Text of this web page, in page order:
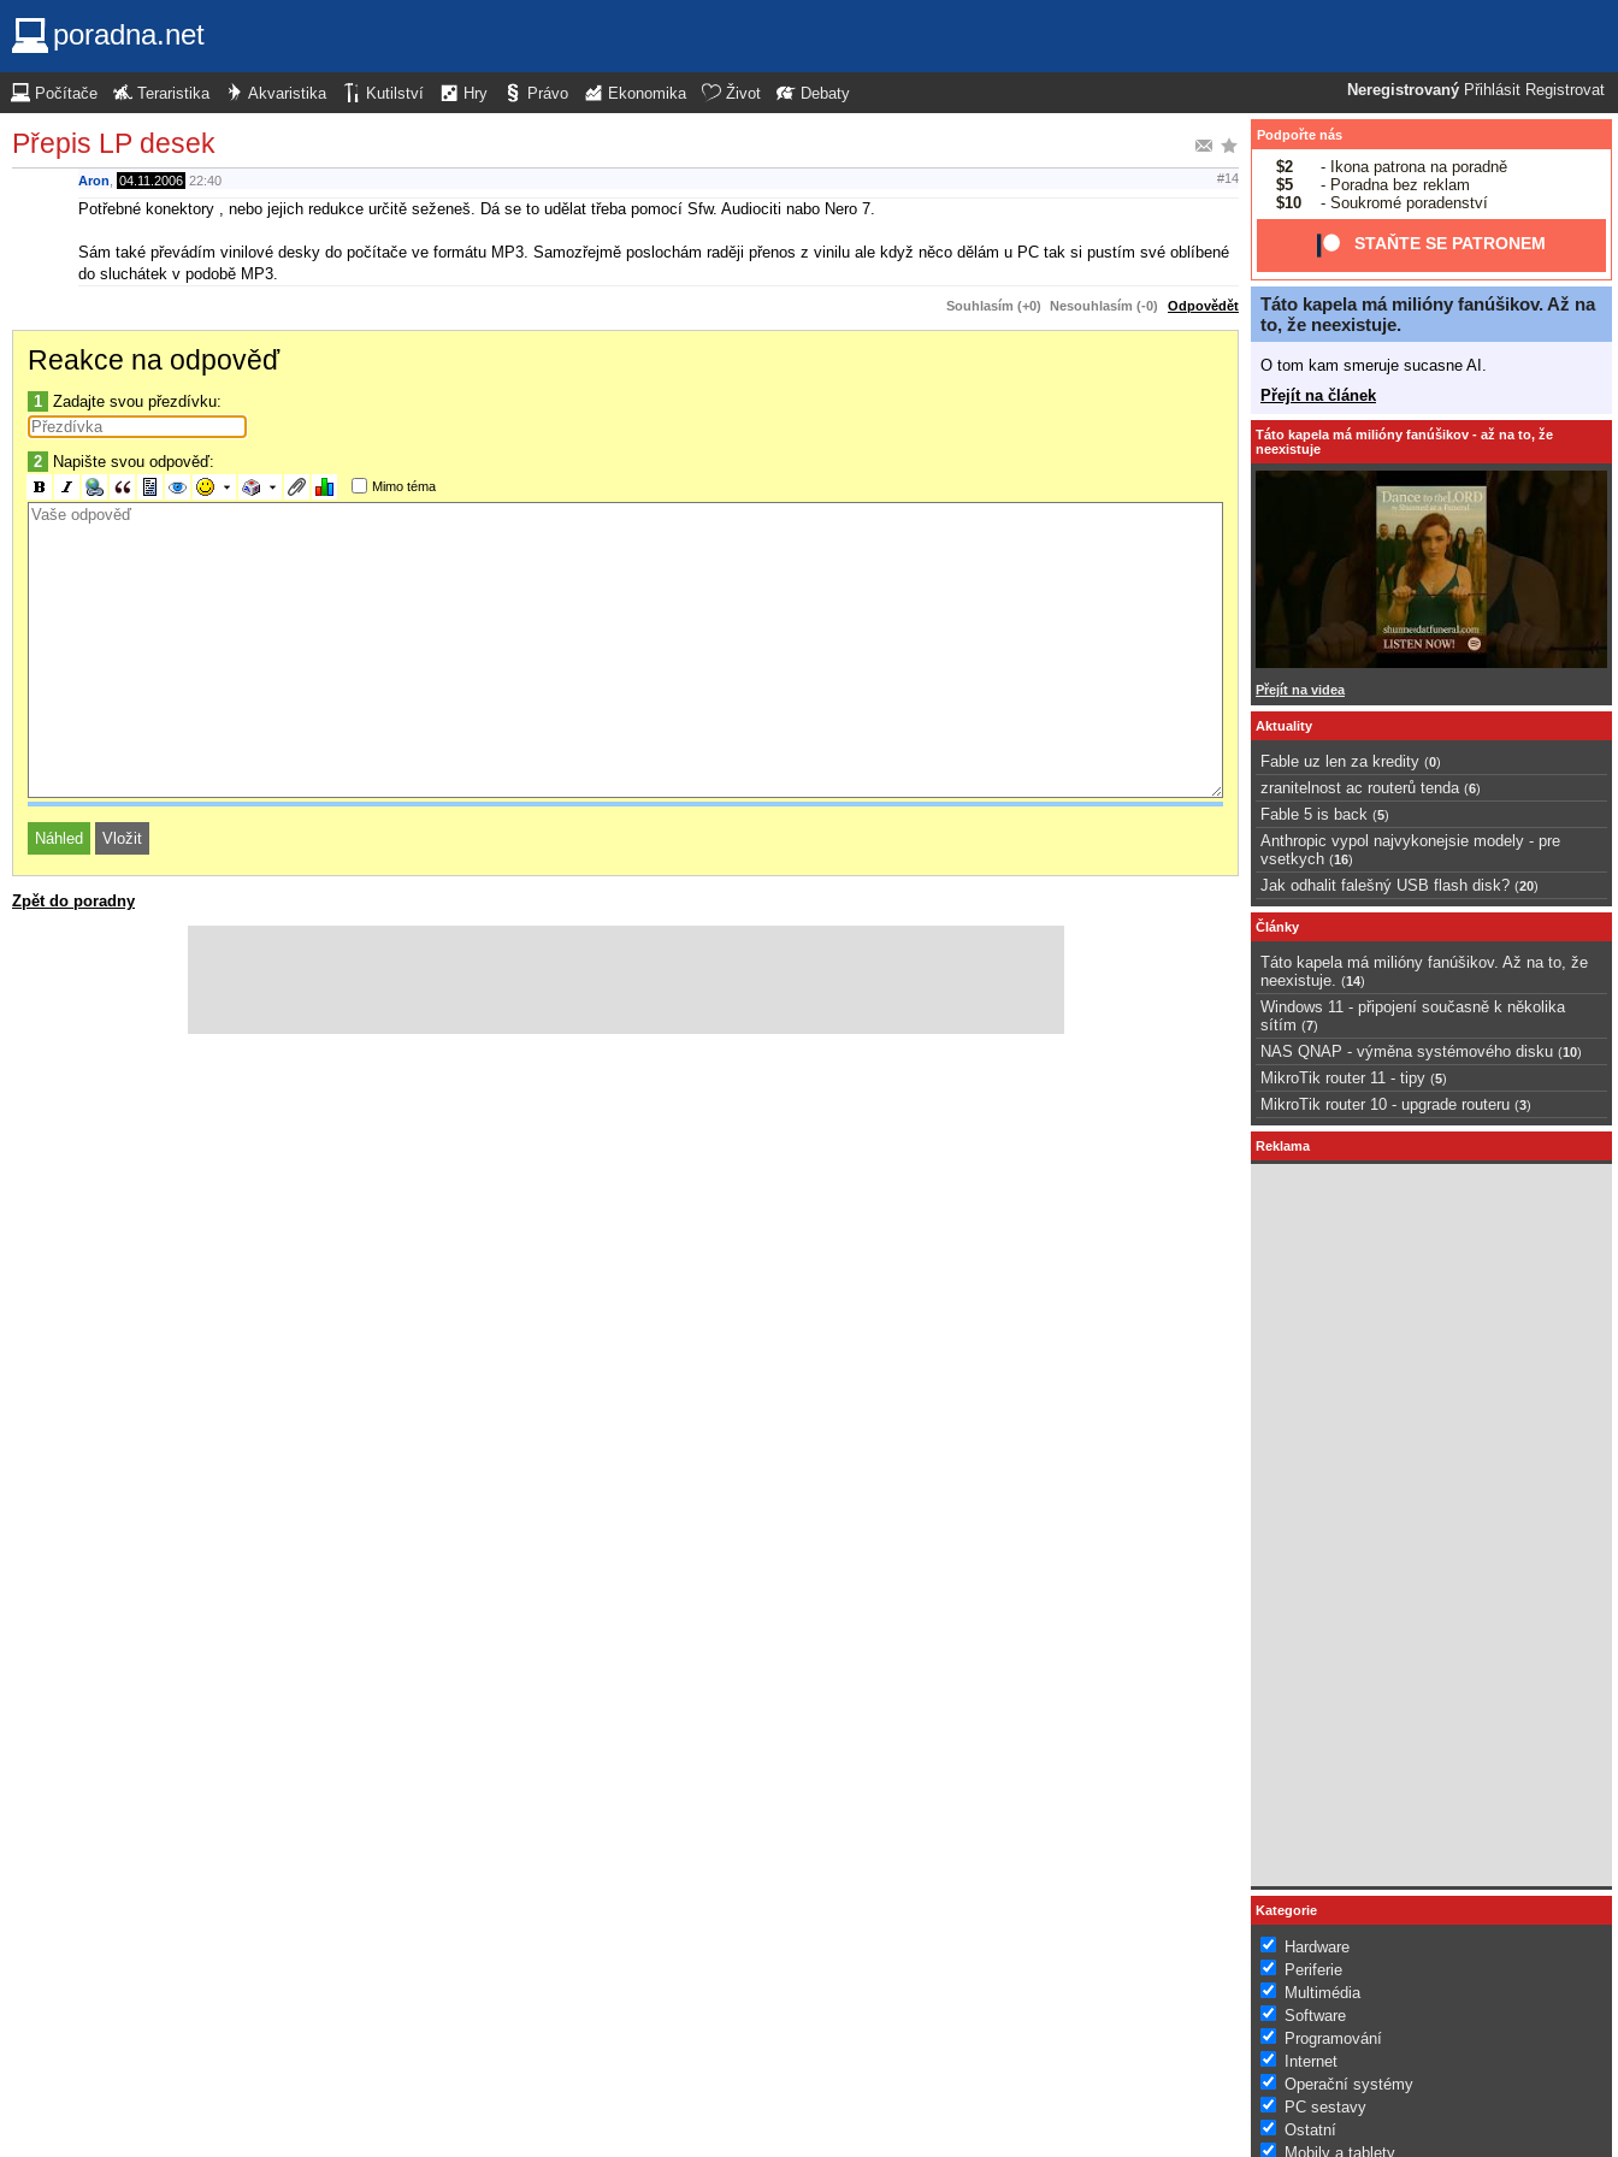
poradna.net
Neregistrovaný Přihlásit Registrovat
Počítače Teraristika Akvaristika Kutilství Hry Právo Ekonomika Život Debaty
Přepis LP desek
Aron 04.11.2006 22:40 #14
Potřebné konektory , nebo jejich redukce určitě seženeš. Dá se to udělat třeba pomocí Sfw. Audiociti nabo Nero 7.
Sám také převádím vinilové desky do počítače ve formátu MP3. Samozřejmě poslochám raději přenos z vinilu ale když něco dělám u PC tak si pustím své oblíbené
do sluchátek v podobě MP3.
Souhlasím (+0) Nesouhlasím (-0) Odpovědět
Reakce na odpověď
1 Zadajte svou přezdívku:
2 Napište svou odpověď:
Mimo téma
Zpět do poradny
Podpořte nás
$2
- Ikona patrona na poradně
$5
- Poradna bez reklam
$10
- Soukromé poradenství
STAŇTE SE PATRONEM
Táto kapela má milióny fanúšikov. Až na
to, že neexistuje.
O tom kam smeruje sucasne AI.
Přejít na článek
Táto kapela má milióny fanúšikov - až na to, že
neexistuje
Přejít na videa
Aktuality
Fable uz len za kredity (0)
zranitelnost ac routerů tenda (6)
Fable 5 is back (5)
Anthropic vypol najvykonejsie modely - pre
vsetkych (16)
Jak odhalit falešný USB flash disk? (20)
Články
Táto kapela má milióny fanúšikov. Až na to, že
neexistuje.
(14)
Windows 11 - připojení současně k několika
sítím (7)
NAS QNAP - výměna systémového disku (10)
MikroTik router 11 - tipy (5)
MikroTik router 10 - upgrade routeru (3)
Reklama
Kategorie
Hardware
Periferie
Multimédia
Software
Programování
Internet
Operační systémy
PC sestavy
Ostatní
Mobily a tablety